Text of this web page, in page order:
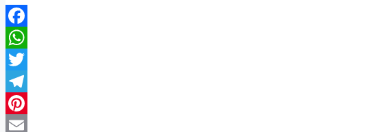
Facebook
WhatsApp
Twitter
Telegram
Pinterest